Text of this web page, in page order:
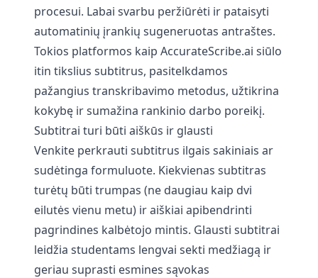
procesui. Labai svarbu peržiūrėti ir pataisyti
automatinių įrankių sugeneruotas antraštes.
Tokios platformos kaip AccurateScribe.ai siūlo
itin tikslius subtitrus, pasitelkdamos
pažangius transkribavimo metodus, užtikrina
kokybę ir sumažina rankinio darbo poreikį.
Subtitrai turi būti aiškūs ir glausti
Venkite perkrauti subtitrus ilgais sakiniais ar
sudėtinga formuluote. Kiekvienas subtitras
turėtų būti trumpas (ne daugiau kaip dvi
eilutės vienu metu) ir aiškiai apibendrinti
pagrindines kalbėtojo mintis. Glausti subtitrai
leidžia studentams lengvai sekti medžiagą ir
geriau suprasti esmines sąvokas